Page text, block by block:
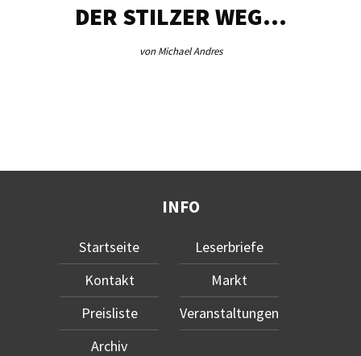
DER STILZER WEG…
von Michael Andres
INFO
Startseite
Kontakt
Preisliste
Archiv
Leserbriefe
Markt
Veranstaltungen